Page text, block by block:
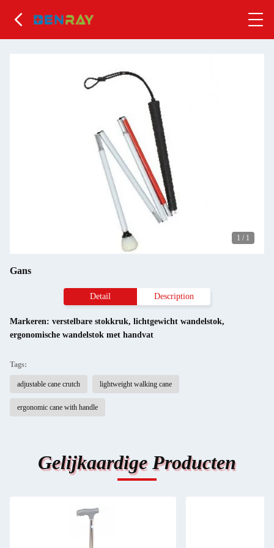
1 / 1
Gans
Detail Description
Markeren: verstelbare stokkruk, lichtgewicht wandelstok,
ergonomische wandelstok met handvat
Tags:
adjustable cane crutch lightweight walking cane
ergonomic cane with handle
Gelijkaardige Producten